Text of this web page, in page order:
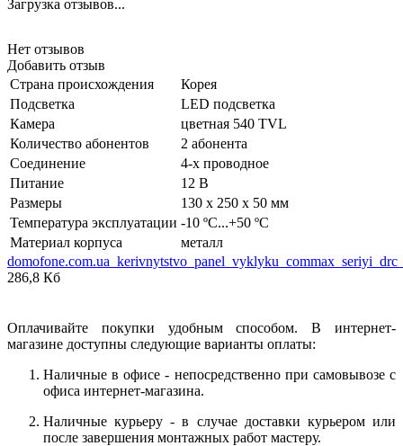
Загрузка отзывов...
Нет отзывов
Добавить отзыв
Страна происхождения
Корея
Подсветка
LED подсветка
Камера
цветная 540 TVL
Количество абонентов
2 абонента
Соединение
4-х проводное
Питание
12 В
Размеры
130 х 250 х 50 мм
Температура эксплуатации -10 ºC...+50 ºC
Материал корпуса
металл
286,8 Кб
Оплачивайте покупки удобным способом. В интернет-
магазине доступны следующие варианты оплаты:
Наличные в офисе - непосредственно при самовывозе с
офиса интернет-магазина.
Наличные курьеру - в случае доставки курьером или
после завершения монтажных работ мастеру.